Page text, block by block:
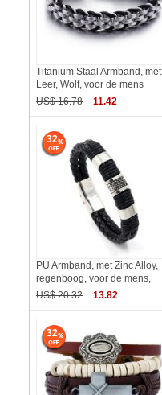
Titanium Staal Armband, met
Leer, Wolf, voor de mens
US$ 16.78
11.42
32
PU Armband, met Zinc Alloy,
regenboog, voor de mens,
US$ 20.32
13.82
32